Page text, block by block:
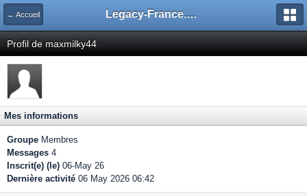
← Accueil Legacy-France.org - Forum
Profil de maxmilky44
Mes informations
Groupe Membres
Messages 4
Inscrit(e) (le) 06-May 26
Dernière activité 06 May 2026 06:42